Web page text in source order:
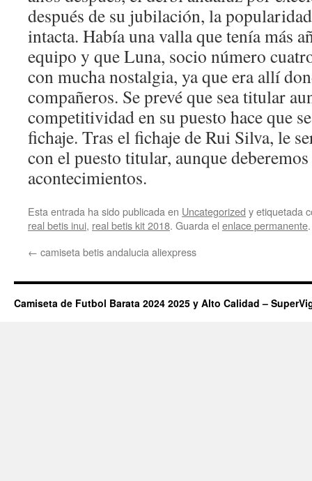
después de su jubilación, la
intacta. Había una valla que tenía más
equipo y que Luna, socio número
con mucha nostalgia, ya que era allí
compañeros. Se prevé que sea titular
competitividad en su puesto hace que
fichaje. Tras el fichaje de Rui Silva, le
con el puesto titular, aunque
acontecimientos.
Esta entrada ha sido publicada en Uncategorized y etiquetada
real betis inui, real betis kit 2018. Guarda el enlace permanente.
← camiseta betis andalucia aliexpress
Camiseta de Futbol Barata 2024 2025 y Alto Calidad –